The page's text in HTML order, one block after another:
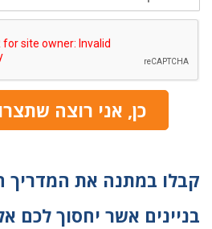
כן, אני רוצה
קבלו במתנה את המדריך
בניינים אשר יחסוך לכם